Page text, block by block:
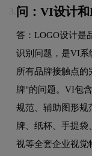
3. 问：VI设计
答：LOGO设计是
识别问题，是VI系
所有品牌接触点
牌"的问题。VI包
规范、辅助图形规
牌、纸杯、手提袋
视等全套企业视觉